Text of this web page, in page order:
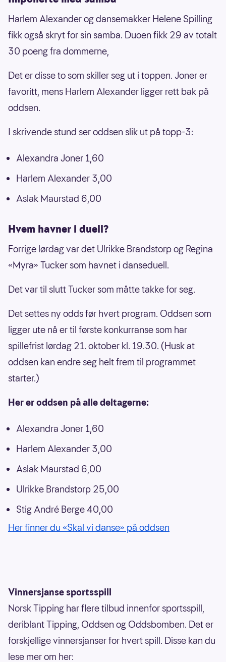
Harlem Alexander og dansemakker Helene Spilling
fikk også skryt for sin samba. Duoen fikk 29 av totalt
30 poeng fra dommerne,
Det er disse to som skiller seg ut i toppen. Joner er
favoritt, mens Harlem Alexander ligger rett bak på
oddsen.
I skrivende stund ser oddsen slik ut på topp-3:
Alexandra Joner 1,60
Harlem Alexander 3,00
Aslak Maurstad 6,00
Hvem havner i duell?
Forrige lørdag var det Ulrikke Brandstorp og Regina
«Myra» Tucker som havnet i danseduell.
Det var til slutt Tucker som måtte takke for seg.
Det settes ny odds før hvert program. Oddsen som
ligger ute nå er til første konkurranse som har
spillefrist lørdag 21. oktober kl. 19.30. (Husk at
oddsen kan endre seg helt frem til programmet
starter.)
Her er oddsen på alle deltagerne:
Alexandra Joner 1,60
Harlem Alexander 3,00
Aslak Maurstad 6,00
Ulrikke Brandstorp 25,00
Stig André Berge 40,00
Her finner du «Skal vi danse» på oddsen
Vinnersjanse sportsspill
Norsk Tipping har flere tilbud innenfor sportsspill,
deriblant Tipping, Oddsen og Oddsbomben. Det er
forskjellige vinnersjanser for hvert spill. Disse kan du
lese mer om her: